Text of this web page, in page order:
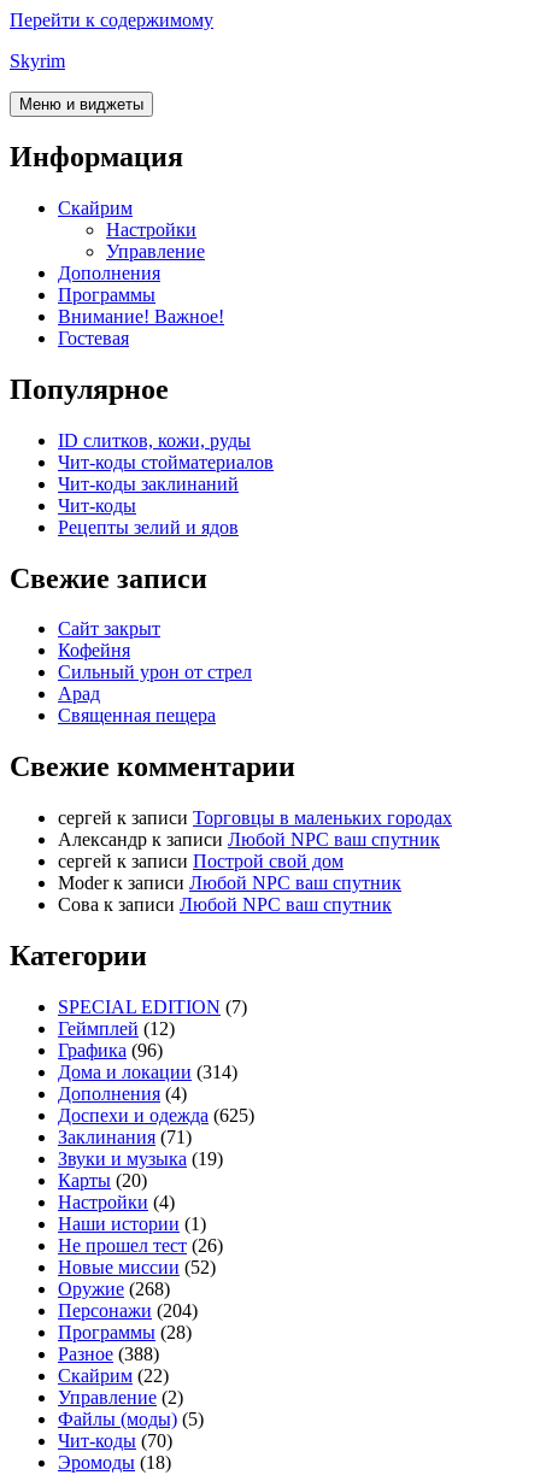
Перейти к содержимому
Skyrim
Меню и виджеты
Информация
Скайрим
Настройки
Управление
Дополнения
Программы
Внимание! Важное!
Гостевая
Популярное
ID слитков, кожи, руды
Чит-коды стойматериалов
Чит-коды заклинаний
Чит-коды
Рецепты зелий и ядов
Свежие записи
Сайт закрыт
Кофейня
Cильный урон от стрел
Арад
Священная пещера
Свежие комментарии
cергей к записи Торговцы в маленьких городах
Александр к записи Любой NPC ваш спутник
cергей к записи Построй свой дом
Moderк записи Любой NPC ваш спутник
Сова к записи Любой NPC ваш спутник
Категории
SPECIAL EDITION (7)
Геймплей (12)
Графика (96)
Дома и локации (314)
Дополнения (4)
Доспехи и одежда (625)
Заклинания (71)
Звуки и музыка (19)
Карты (20)
Настройки (4)
Наши истории (1)
Не прошел тест (26)
Новые миссии (52)
Оружие (268)
Персонажи (204)
Программы (28)
Разное (388)
Скайрим (22)
Управление (2)
Файлы (моды) (5)
Чит-коды (70)
Эромоды (18)